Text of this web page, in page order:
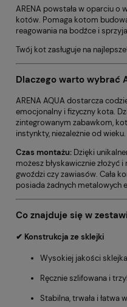
ARENA powstała w oparciu o
kotów. Pomaga kotom
reagowania na bodźce i
Twój kot zasługuje na najlepsze!
Dlaczego warto wybrać
ARENA AQUA dostarcza
emocjonalny i fizyczny kota.
zintegrowanym zabawkom,
instynkty, niezależnie od wieku.
Czas montażu: Dzięki
możesz błyskawicznie złożyć i
gwoździ czy zawiasów. Cała
posiada żadnych metalowych
Co znajduje się w
✔ Konstrukcja ze sklejki
Wysokiej jakości
Ręcznie szlifowana i
Stabilna, trwała i łatwa